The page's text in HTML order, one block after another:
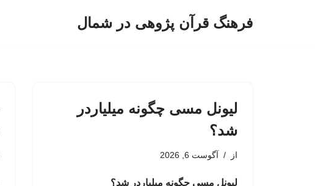
فرهنگ قرآن پژوهی در شمال
لیونل مسی چگونه میلیاردر
شد؟
از آگوست 6, 2026
لیونل مسی چگونه میلیاردر شد؟